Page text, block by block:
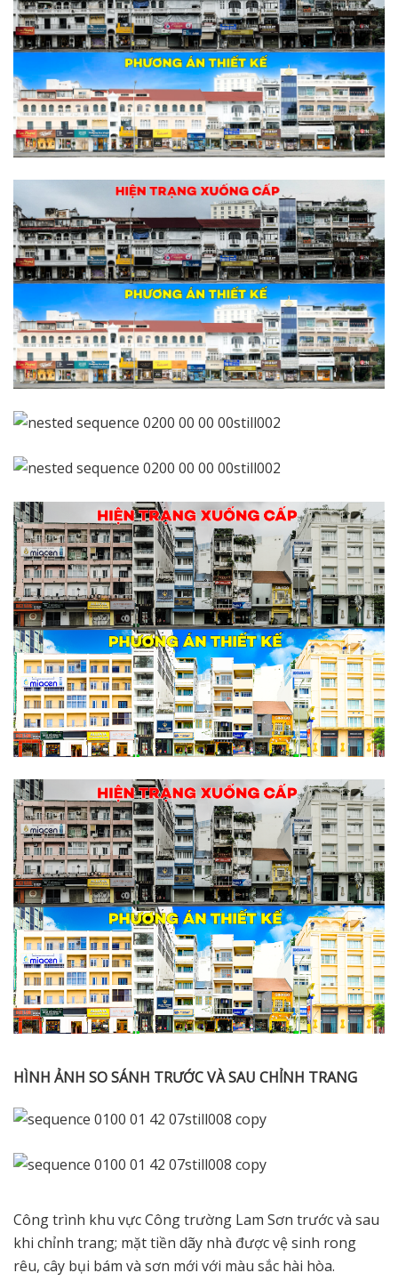
HÌNH ẢNH SO SÁNH TRƯỚC VÀ SAU CHỈNH TRANG
Công trình khu vực Công trường Lam Sơn trước và sau
khi chỉnh trang; mặt tiền dãy nhà được vệ sinh rong
rêu, cây bụi bám và sơn mới với màu sắc hài hòa.